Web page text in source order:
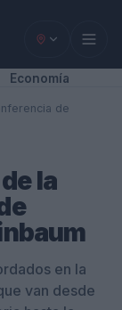
Economía
de
la
en la
van desde